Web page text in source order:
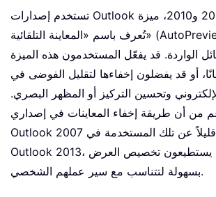
تستخدم إصدارات Outlook السابقة، مثل 2007 و2010، ميزة
تُعرف باسم «المعاينة التلقائية» (AutoPreview) لعرض أسطر
الواردة. قد يفعّل المستخدمون هذه الميزة
أو قد يفضلون إخفاءها لتقليل الفوضى في
وتحسين التركيز أو المظهر البصري.
من أن طريقة إخفاء المعاينات في إصداري
Outlook 2007 و2010 تختلف قليلاً عن تلك المستخدمة في
Outlook 2013، إلا أن المستخدمين يستطيعون تخصيص العرض
بسهولة لتتناسب مع سير عملهم الشخصي.